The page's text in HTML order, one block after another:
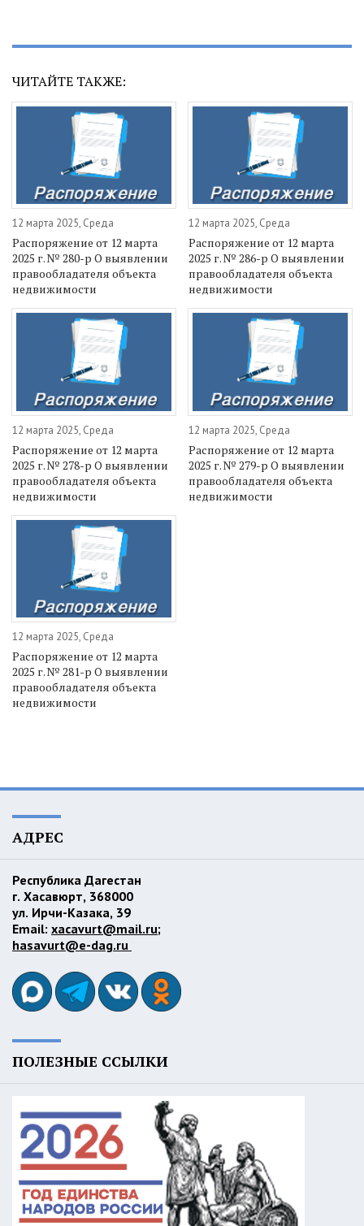
ЧИТАЙТЕ ТАКЖЕ:
12 марта 2025, Среда
Распоряжение от 12 марта
2025 г. № 280-р О выявлении
правообладателя объекта
недвижимости
12 марта 2025, Среда
Распоряжение от 12 марта
2025 г. № 286-р О выявлении
правообладателя объекта
недвижимости
12 марта 2025, Среда
Распоряжение от 12 марта
2025 г. № 278-р О выявлении
правообладателя объекта
недвижимости
12 марта 2025, Среда
Распоряжение от 12 марта
2025 г. № 279-р О выявлении
правообладателя объекта
недвижимости
12 марта 2025, Среда
Распоряжение от 12 марта
2025 г. № 281-р О выявлении
правообладателя объекта
недвижимости
АДРЕС
Республика Дагестан
г. Хасавюрт, 368000
ул. Ирчи-Казака, 39
Email: xacavurt@mail.ru;
hasavurt@e-dag.ru
ПОЛЕЗНЫЕ ССЫЛКИ